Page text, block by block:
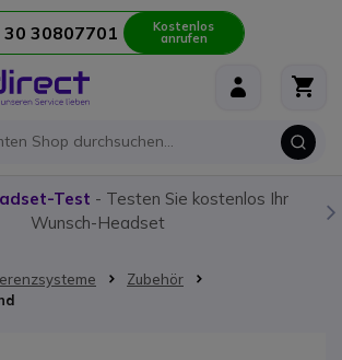
30 30807701 Kostenlos
anrufen
Test - Testen Sie kostenlos Ihr
Wunsch-Headset
Zubehör